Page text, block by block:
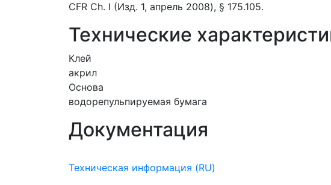
CFR Ch. I (Изд. 1, апрель 2008), § 175.105.
Технические
Клей
акрил
Основа
водорепульпируемая бумага
Документация
Техническая информация (RU)